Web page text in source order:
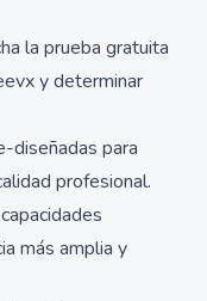
la prueba gratuita
y determinar
diseñadas para
profesional.
más amplia y